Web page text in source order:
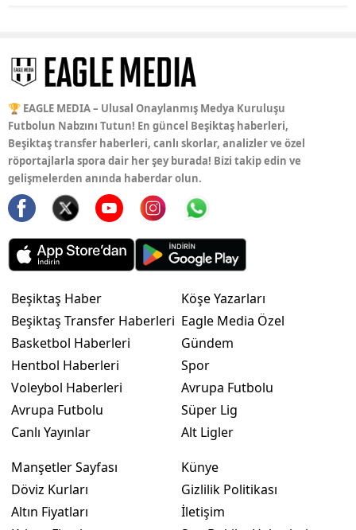
🏆 EAGLE MEDIA – Ulusal Onaylanmış Medya Kuruluşu
Futbolun Nabzını Tutun! En güncel Beşiktaş haberleri,
Beşiktaş transfer haberleri, canlı skorlar, analizler ve özel
röportajlarla spora dair her şey burada! Bizi takip edin ve
gelişmelerden anında haberdar olun.
Beşiktaş Haber
Beşiktaş Transfer Haberleri
Basketbol Haberleri
Hentbol Haberleri
Voleybol Haberleri
Avrupa Futbolu
Canlı Yayınlar
Köşe Yazarları
Eagle Media Özel
Gündem
Spor
Avrupa Futbolu
Süper Lig
Alt Ligler
Manşetler Sayfası
Döviz Kurları
Altın Fiyatları
Künye
Gizlilik Politikası
İletişim